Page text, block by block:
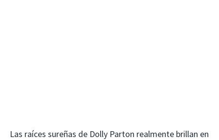
Las raíces sureñas de Dolly Parton realmente brillan en